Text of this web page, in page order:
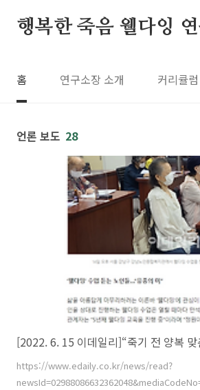
행복한 죽음 웰다잉
홈 연구소장 소개 커리큘럼
언론 보도 28
https://www.edaily.co.kr/news/read?